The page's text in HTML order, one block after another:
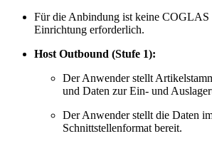
Für die Anbindung ist keine COGLAS
Einrichtung erforderlich.
Host Outbound (Stufe 1):
Der Anwender stellt
und Daten zur Ein- und
Der Anwender stellt die Daten
Schnittstellenformat bereit.